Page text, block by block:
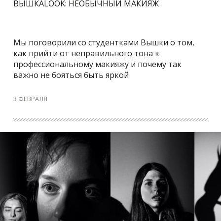
ВЫШКАLOOK: НЕОБЫЧНЫЙ МАКИЯЖ
Мы поговорили со студентками Вышки о том,
как прийти от неправильного тона к
профессиональному макияжу и почему так
важно не бояться быть яркой
3 ФЕВРАЛЯ